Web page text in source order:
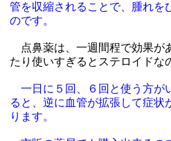
管を収縮されることで、腫れを
のです。
点鼻薬は、一週間程で効果が
たり使いすぎるとステロイドな
一日に５回、６回と使う方が
ると、逆に血管が拡張して症状
ります。